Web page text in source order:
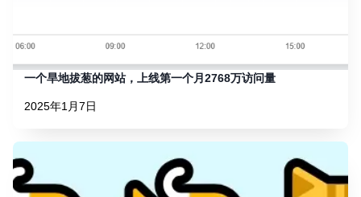
一个旱地拔葱的网站，上线第一个月2768万访问量
2025年1月7日